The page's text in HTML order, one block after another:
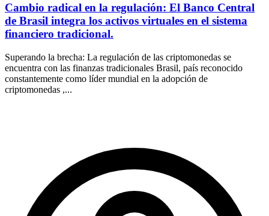
Cambio radical en la regulación: El Banco Central
de Brasil integra los activos virtuales en el sistema
financiero tradicional.
Superando la brecha: La regulación de las criptomonedas se
encuentra con las finanzas tradicionales Brasil, país reconocido
constantemente como líder mundial en la adopción de
criptomonedas ,...